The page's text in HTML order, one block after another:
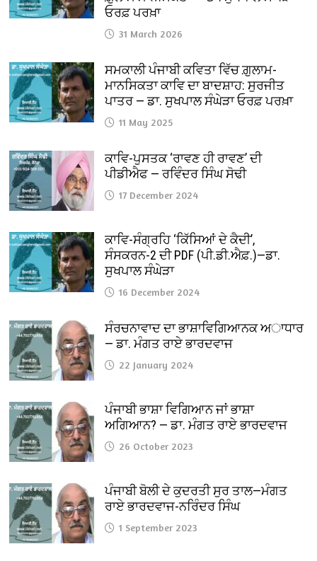
ਓਰਫ਼ ਪਰਖ਼ਾ
31 March 2026
ਸਮਕਾਲੀ ਪੰਜਾਬੀ ਕਵਿਤਾ ਵਿੱਚ ਗ਼ੁਲਾਮ-
ਮਾਨਸਿਕਤਾ ਕਾਵਿ ਦਾ ਬਾਦਸ਼ਾਹ: ਸੁਰਜੀਤ
ਪਾਤਰ — ਡਾ. ਸੁਖਪਾਲ ਸੰਘੇੜਾ ਓਰਫ਼ ਪਰਖ਼ਾ
11 May 2025
ਕਾਵਿ-ਪੁਸਤਕ ‘ਰਾਵਣ ਹੀ ਰਾਵਣ’ ਦੀ
ਪੀਡੀਐਫ — ਰਵਿੰਦਰ ਸਿੰਘ ਸੋਢੀ
17 December 2024
ਕਾਵਿ-ਸੰਗ੍ਰਹਿ ‘ਕਿੱਸਿਆਂ ਦੇ ਕੈਦੀ’,
ਸੰਸਕਰਨ-2 ਦੀ PDF (ਪੀ.ਡੀ.ਐਫ਼.)—ਡਾ.
ਸੁਖਪਾਲ ਸੰਘੇੜਾ
16 December 2024
ਸੰਰਚਨਾਵਾਦ ਦਾ ਭਾਸ਼ਾਵਿਗਿਆਨਕ ਅਾਧਾਰ
— ਡਾ. ਮੰਗਤ ਰਾਏ ਭਾਰਦਵਾਜ
22 January 2024
ਪੰਜਾਬੀ ਭਾਸ਼ਾ ਵਿਗਿਆਨ ਜਾਂ ਭਾਸ਼ਾ
ਅਗਿਆਨ? — ਡਾ. ਮੰਗਤ ਰਾਏ ਭਾਰਦਵਾਜ
26 October 2023
ਪੰਜਾਬੀ ਬੋਲੀ ਦੇ ਕੁਦਰਤੀ ਸੁਰ ਤਾਲ—ਮੰਗਤ
ਰਾਏ ਭਾਰਦਵਾਜ-ਨਰਿੰਦਰ ਸਿੰਘ
1 September 2023